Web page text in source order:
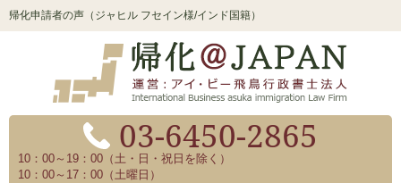
帰化申請者の声（ジャヒル フセイン様/インド国籍）
03-6450-2865
10：00～19：00（土・日・祝日を除く）
10：00～17：00（土曜日）